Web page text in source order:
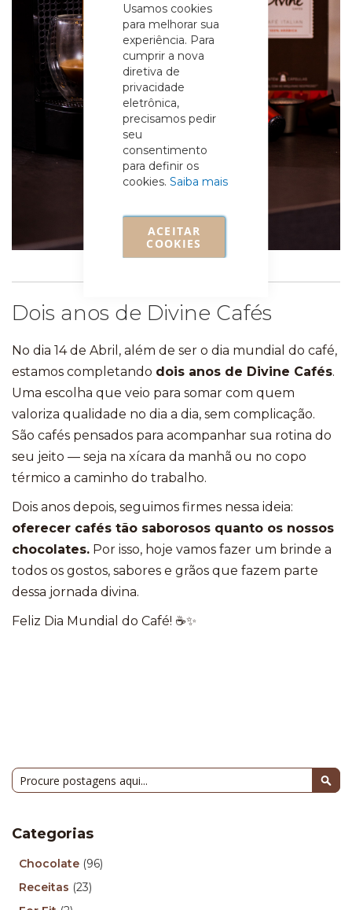
Usamos cookies
para melhorar sua
experiência. Para
cumprir a nova
diretiva de
privacidade
eletrônica,
precisamos pedir
seu
consentimento
para definir os
cookies.Saiba mais
ACEITAR
COOKIES
Dois anos de Divine Cafés
No dia 14 de Abril, além de ser o dia mundial do café,
estamos completando dois anos de Divine Cafés.
Uma escolha que veio para somar com quem
valoriza qualidade no dia a dia, sem complicação.
São cafés pensados para acompanhar sua rotina do
seu jeito — seja na xícara da manhã ou no copo
térmico a caminho do trabalho.
Dois anos depois, seguimos firmes nessa ideia:
oferecer cafés tão saborosos quanto os nossos
chocolates. Por isso, hoje vamos fazer um brinde a
todos os gostos, sabores e grãos que fazem parte
dessa jornada divina.
Feliz Dia Mundial do Café! ☕✨
Pesquisa
Categorias
Chocolate (96)
Receitas (23)